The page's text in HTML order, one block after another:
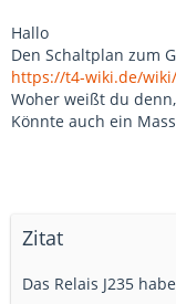
Hallo
Den Schaltplan zum
https://t4-wiki.de/
Woher weißt du
Könnte auch ein
Zitat
Das Relais J235